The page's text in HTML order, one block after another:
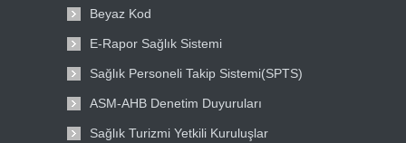
Beyaz Kod
E-Rapor Sağlık Sistemi
Sağlık Personeli Takip Sistemi(SPTS)
ASM-AHB Denetim Duyuruları
Sağlık Turizmi Yetkili Kuruluşlar